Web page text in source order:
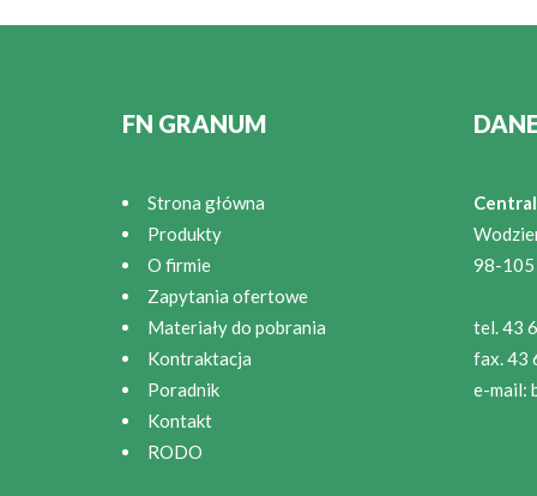
FN GRANUM
Strona główna
Produkty
O firmie
Zapytania ofertowe
Materiały do pobrania
Kontraktacja
Poradnik
Kontakt
RODO
98-105
tel. 43
fax. 43
e-mail: